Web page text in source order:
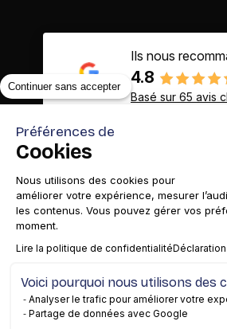
Ils nous
4.8
Basé sur 65 avis
Contact
Mentions légales Gestion des
Continuer sans accepter
Préférences de
Cookies
Nous utilisons des cookies pour
améliorer votre expérience, mesurer
les contenus. Vous pouvez gérer vos
moment.
Lire la politique de confidentialité
Voici pourquoi nous utilisons des
Analyser le trafic pour améliorer votre
Partage de données avec Google